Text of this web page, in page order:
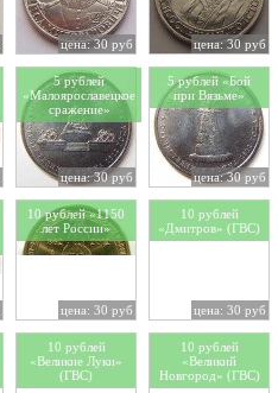
цена: 30 руб цена: 30 руб
5 рублей
«Малоярославецкое
сражение»
цена: 30 руб
5 рублей «Бой
при Вязьме»
цена: 30 руб
10 рублей «1150
лет России»
цена: 30 руб
10 рублей
«Дмитров» (ГВС)
цена: 30 руб
10 рублей
«Великие Луки»
(ГВС)
10 рублей
«Великий
Новгород» (ГВС)